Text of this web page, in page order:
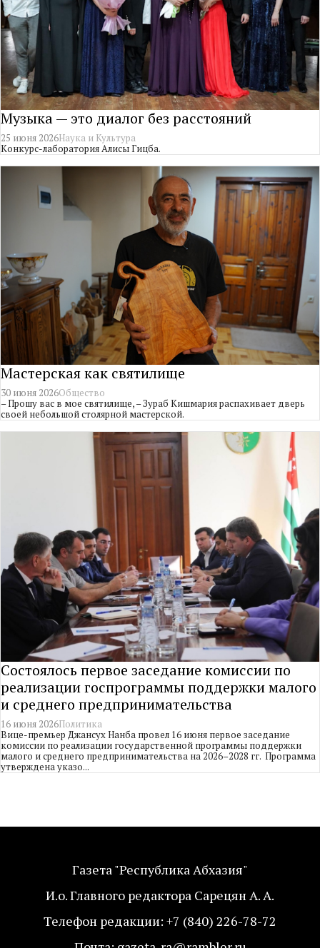
Музыка — это диалог без расстояний
25 июня 2026Наука и Культура
Конкурс-лаборатория Алисы Гицба.
Мастерская как святилище
30 июня 2026Общество
– Прошу вас в мое святилище, – Зураб Кишмария распахивает дверь
своей небольшой столярной мастерской.
Состоялось первое заседание комиссии по
реализации госпрограммы поддержки малого
и среднего предпринимательства
16 июня 2026Политика
Вице-премьер Джансух Нанба провел 16 июня первое заседание
комиссии по реализации государственной программы поддержки
малого и среднего предпринимательства на 2026–2028 гг. Программа
утверждена указо...
Газета "Республика Абхазия"
И.о. Главного редактора Сарецян А. А.
Телефон редакции: +7 (840) 226-78-72